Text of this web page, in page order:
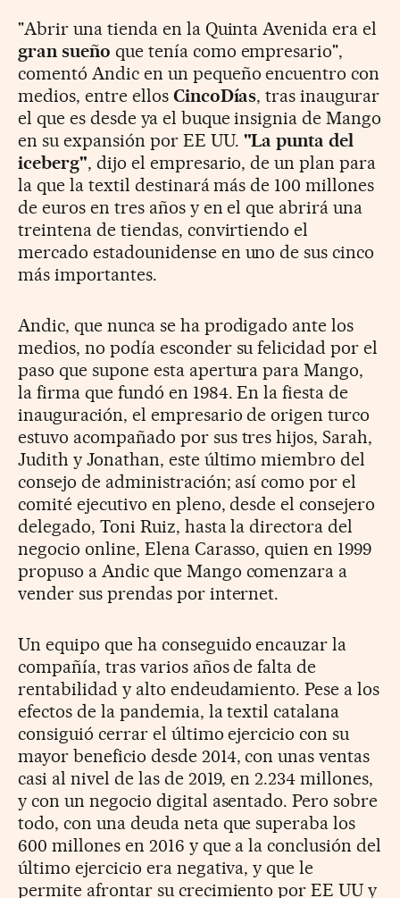
"Abrir una tienda en la Quinta Avenida era el
gran sueño que tenía como empresario",
comentó Andic en un pequeño encuentro con
medios, entre ellos CincoDías, tras inaugurar
el que es desde ya el buque insignia de Mango
en su expansión por EE UU. "La punta del
iceberg", dijo el empresario, de un plan para
la que la textil destinará más de 100 millones
de euros en tres años y en el que abrirá una
treintena de tiendas, convirtiendo el
mercado estadounidense en uno de sus cinco
más importantes.
Andic, que nunca se ha prodigado ante los
medios, no podía esconder su felicidad por el
paso que supone esta apertura para Mango,
la firma que fundó en 1984. En la fiesta de
inauguración, el empresario de origen turco
estuvo acompañado por sus tres hijos, Sarah,
Judith y Jonathan, este último miembro del
consejo de administración; así como por el
comité ejecutivo en pleno, desde el consejero
delegado, Toni Ruiz, hasta la directora del
negocio online, Elena Carasso, quien en 1999
propuso a Andic que Mango comenzara a
vender sus prendas por internet.
Un equipo que ha conseguido encauzar la
compañía, tras varios años de falta de
rentabilidad y alto endeudamiento. Pese a los
efectos de la pandemia, la textil catalana
consiguió cerrar el último ejercicio con su
mayor beneficio desde 2014, con unas ventas
casi al nivel de las de 2019, en 2.234 millones,
y con un negocio digital asentado. Pero sobre
todo, con una deuda neta que superaba los
600 millones en 2016 y que a la conclusión del
último ejercicio era negativa, y que le
permite afrontar su crecimiento por EE UU y